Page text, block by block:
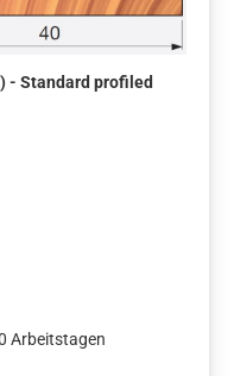
- Standard profiled
Arbeitstagen